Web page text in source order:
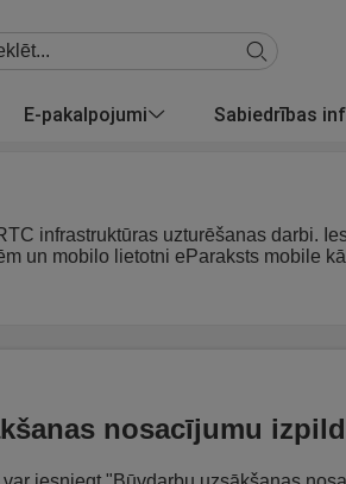
E-pakalpojumi Sabiedrības
infrastruktūras uzturēšanas darbi.
un mobilo lietotni eParaksts mobile
nosacījumu